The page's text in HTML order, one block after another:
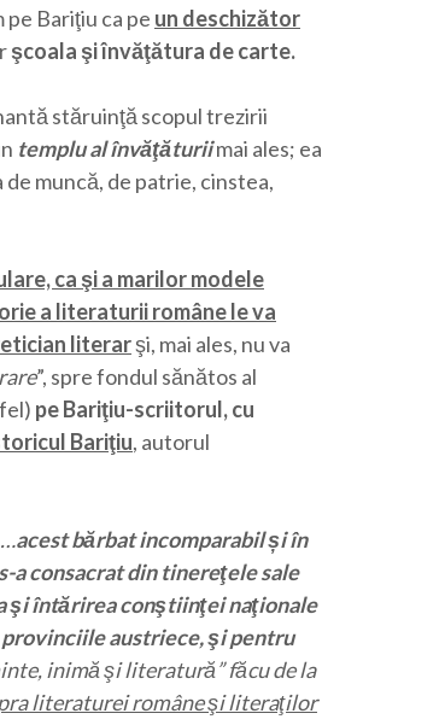
Bariţiu ca pe un deschizător
şcoala şi învăţătura de carte.
stăruinţă scopul trezirii
templu al învăţăturiimai ales; ea
muncă, de patrie, cinstea,
ca şi a marilor modele
a literaturii române le va
literarşi, mai ales, nu va
”, spre fondul sănătos al
pe Bariţiu-scriitorul, cu
Bariţiu, autorul
…acest bărbat incomparabil și în
a consacrat din tinereţele sale
şi întărirea conştiinţei naţionale
austriece, şi pentru
inimă şi literatură” făcu de la
literaturei române şi literaţilor